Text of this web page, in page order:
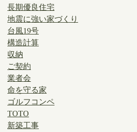
長期優良住宅
地震に強い家づくり
台風19号
構造計算
収納
ご契約
業者会
命を守る家
ゴルフコンペ
TOTO
新築工事